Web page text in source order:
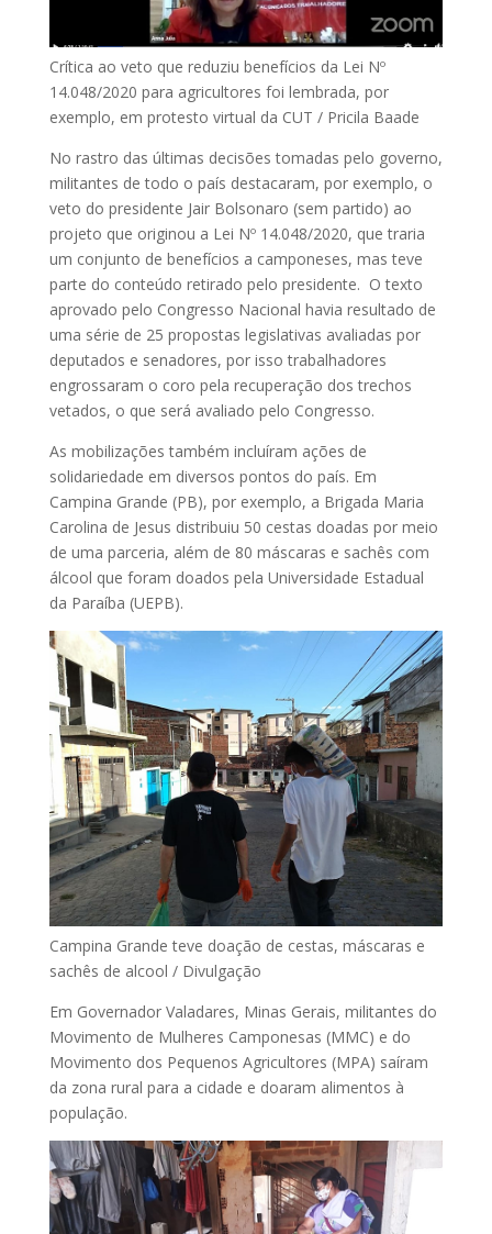
Crítica ao veto que reduziu benefícios da Lei Nº
14.048/2020 para agricultores foi lembrada, por
exemplo, em protesto virtual da CUT / Pricila Baade
No rastro das últimas decisões tomadas pelo governo,
militantes de todo o país destacaram, por exemplo, o
veto do presidente Jair Bolsonaro (sem partido) ao
projeto que originou a Lei Nº 14.048/2020, que traria
um conjunto de benefícios a camponeses, mas teve
parte do conteúdo retirado pelo presidente. O texto
aprovado pelo Congresso Nacional havia resultado de
uma série de 25 propostas legislativas avaliadas por
deputados e senadores, por isso trabalhadores
engrossaram o coro pela recuperação dos trechos
vetados, o que será avaliado pelo Congresso.
As mobilizações também incluíram ações de
solidariedade em diversos pontos do país. Em
Campina Grande (PB), por exemplo, a Brigada Maria
Carolina de Jesus distribuiu 50 cestas doadas por meio
de uma parceria, além de 80 máscaras e sachês com
álcool que foram doados pela Universidade Estadual
da Paraíba (UEPB).
Campina Grande teve doação de cestas, máscaras e
sachês de alcool / Divulgação
Em Governador Valadares, Minas Gerais, militantes do
Movimento de Mulheres Camponesas (MMC) e do
Movimento dos Pequenos Agricultores (MPA) saíram
da zona rural para a cidade e doaram alimentos à
população.